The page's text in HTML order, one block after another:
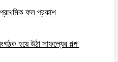
প্রাথমিক ফল প্রকাশ
হয়ে উঠা সাফল্যের গল্প